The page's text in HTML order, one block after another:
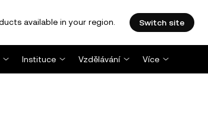
available in your region. Switch site
Instituce Vzdělávání Více